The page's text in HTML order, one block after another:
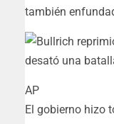
también
AP
El gobierno hizo